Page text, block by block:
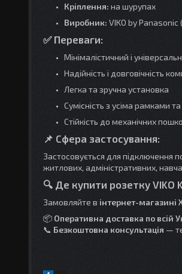
Кріплення: на шурупах
Виробник: VIKO by Panasonic
✅ Переваги:
Мінімалістичний і
Надійність і довговічність
Легка та зручна установка
Сумісність з усіма рамками
Стійкість до механічних
📌 Сфера застосування:
Застосовується для підключення
житлових, адміністративних,
🔍 Де купити розетку VIKO
Замовляйте в інтернет-магазині
📦 Оперативна доставка по всій
📞 Безкоштовна консультація —